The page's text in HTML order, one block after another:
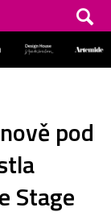
pod
Stage